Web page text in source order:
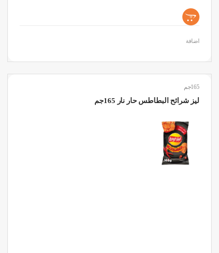
+
اضافة
165جم
ليز شرائح البطاطس حار نار 165جم